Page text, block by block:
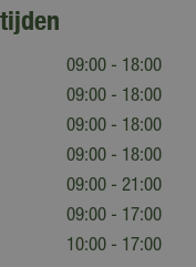
09:00 - 18:00
09:00 - 18:00
09:00 - 18:00
09:00 - 18:00
09:00 - 21:00
09:00 - 17:00
10:00 - 17:00